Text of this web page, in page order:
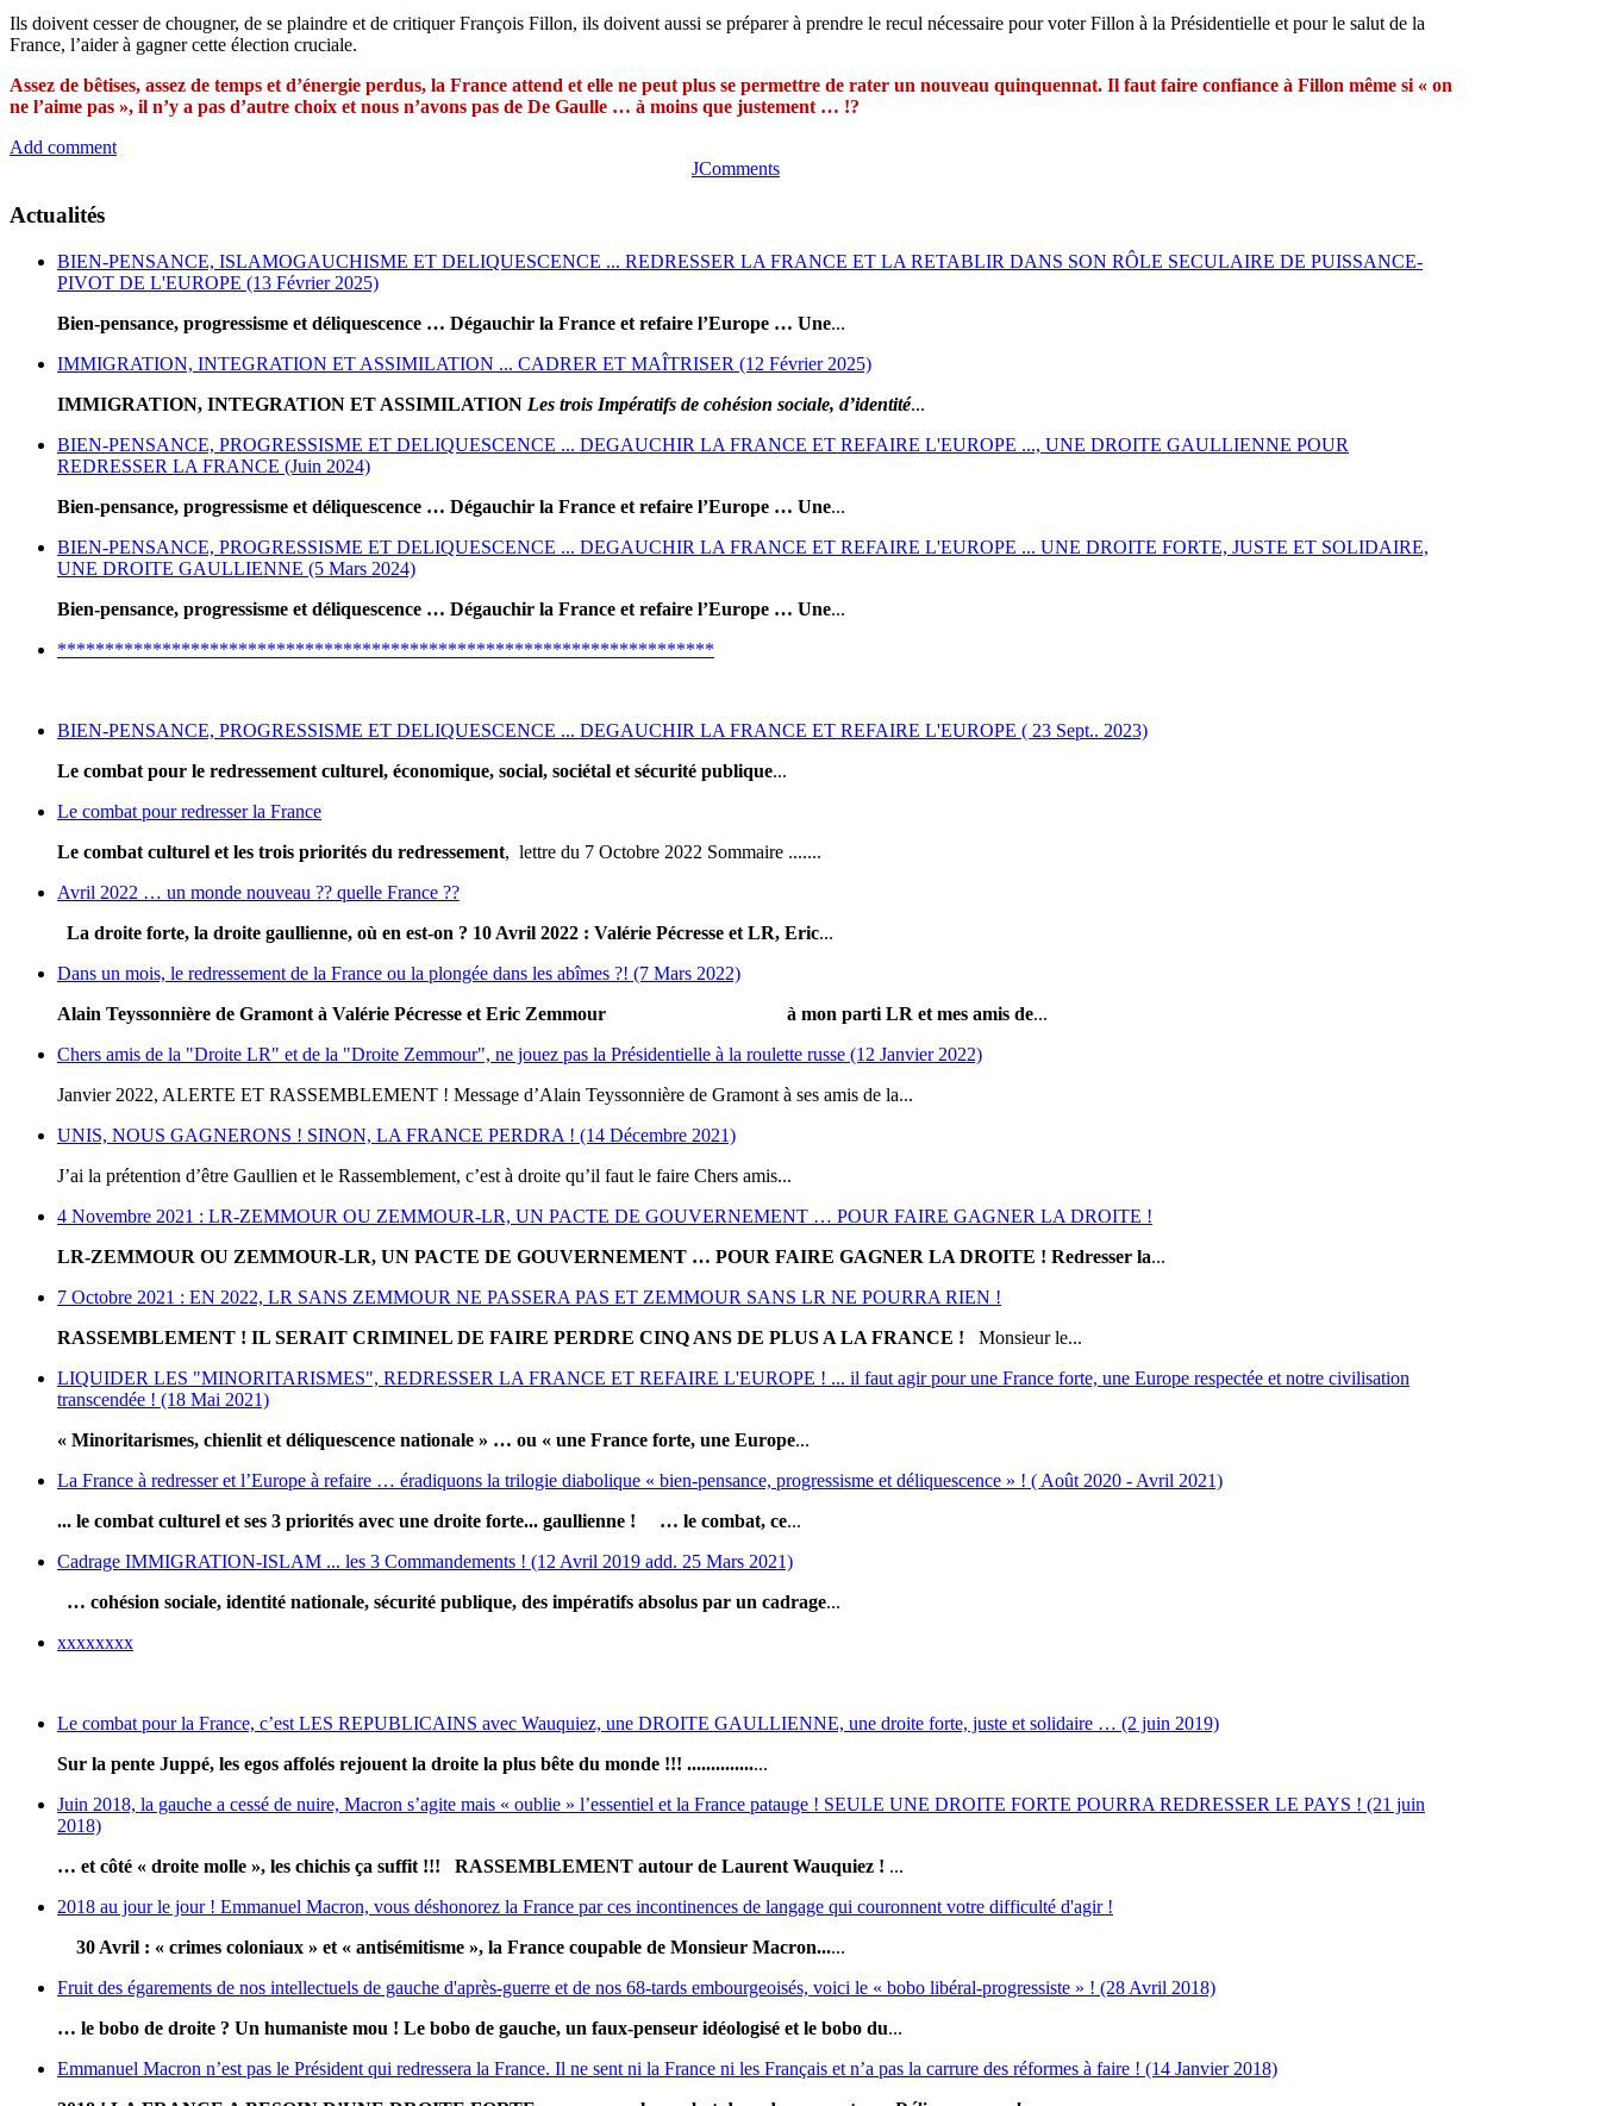
Ils doivent cesser de chougner, de se plaindre et de critiquer François Fillon, ils doivent aussi se préparer à prendre le recul nécessaire pour voter Fillon à la Présidentielle et pour le salut de la
France, l’aider à gagner cette élection cruciale.
Assez de bêtises, assez de temps et d’énergie perdus, la France attend et elle ne peut plus se permettre de rater un nouveau quinquennat. Il faut faire confiance à Fillon même si « on
ne l’aime pas », il n’y a pas d’autre choix et nous n’avons pas de De Gaulle … à moins que justement … !?
Add comment
JComments
Actualités
BIEN-PENSANCE, ISLAMOGAUCHISME ET DELIQUESCENCE ... REDRESSER LA FRANCE ET LA RETABLIR DANS SON RÔLE SECULAIRE DE PUISSANCE-
PIVOT DE L'EUROPE (13 Février 2025)
Bien-pensance, progressisme et déliquescence … Dégauchir la France et refaire l’Europe … Une...
IMMIGRATION, INTEGRATION ET ASSIMILATION ... CADRER ET MAÎTRISER (12 Février 2025)
IMMIGRATION, INTEGRATION ET ASSIMILATION Les trois Impératifs de cohésion sociale, d’identité...
BIEN-PENSANCE, PROGRESSISME ET DELIQUESCENCE ... DEGAUCHIR LA FRANCE ET REFAIRE L'EUROPE ..., UNE DROITE GAULLIENNE POUR
REDRESSER LA FRANCE (Juin 2024)
Bien-pensance, progressisme et déliquescence … Dégauchir la France et refaire l’Europe … Une...
BIEN-PENSANCE, PROGRESSISME ET DELIQUESCENCE ... DEGAUCHIR LA FRANCE ET REFAIRE L'EUROPE ... UNE DROITE FORTE, JUSTE ET SOLIDAIRE,
UNE DROITE GAULLIENNE (5 Mars 2024)
Bien-pensance, progressisme et déliquescence … Dégauchir la France et refaire l’Europe … Une...
*********************************************************************
BIEN-PENSANCE, PROGRESSISME ET DELIQUESCENCE ... DEGAUCHIR LA FRANCE ET REFAIRE L'EUROPE ( 23 Sept.. 2023)
Le combat pour le redressement culturel, économique, social, sociétal et sécurité publique...
Le combat pour redresser la France
Le combat culturel et les trois priorités du redressement, lettre du 7 Octobre 2022 Sommaire .......
Avril 2022 … un monde nouveau ?? quelle France ??
La droite forte, la droite gaullienne, où en est-on ? 10 Avril 2022 : Valérie Pécresse et LR, Eric...
Dans un mois, le redressement de la France ou la plongée dans les abîmes ?! (7 Mars 2022)
Alain Teyssonnière de Gramont à Valérie Pécresse et Eric Zemmour à mon parti LR et mes amis de...
Chers amis de la "Droite LR" et de la "Droite Zemmour", ne jouez pas la Présidentielle à la roulette russe (12 Janvier 2022)
Janvier 2022, ALERTE ET RASSEMBLEMENT ! Message d’Alain Teyssonnière de Gramont à ses amis de la...
UNIS, NOUS GAGNERONS ! SINON, LA FRANCE PERDRA ! (14 Décembre 2021)
J’ai la prétention d’être Gaullien et le Rassemblement, c’est à droite qu’il faut le faire Chers amis...
4 Novembre 2021 : LR-ZEMMOUR OU ZEMMOUR-LR, UN PACTE DE GOUVERNEMENT … POUR FAIRE GAGNER LA DROITE !
LR-ZEMMOUR OU ZEMMOUR-LR, UN PACTE DE GOUVERNEMENT … POUR FAIRE GAGNER LA DROITE ! Redresser la...
7 Octobre 2021 : EN 2022, LR SANS ZEMMOUR NE PASSERA PAS ET ZEMMOUR SANS LR NE POURRA RIEN !
RASSEMBLEMENT ! IL SERAIT CRIMINEL DE FAIRE PERDRE CINQ ANS DE PLUS A LA FRANCE ! Monsieur le...
LIQUIDER LES "MINORITARISMES", REDRESSER LA FRANCE ET REFAIRE L'EUROPE ! ... il faut agir pour une France forte, une Europe respectée et notre civilisation
transcendée ! (18 Mai 2021)
« Minoritarismes, chienlit et déliquescence nationale » … ou « une France forte, une Europe...
La France à redresser et l’Europe à refaire … éradiquons la trilogie diabolique « bien-pensance, progressisme et déliquescence » ! ( Août 2020 - Avril 2021)
... le combat culturel et ses 3 priorités avec une droite forte... gaullienne !
… le combat, ce...
Cadrage IMMIGRATION-ISLAM ... les 3 Commandements ! (12 Avril 2019 add. 25 Mars 2021)
… cohésion sociale, identité nationale, sécurité publique, des impératifs absolus par un cadrage...
xxxxxxxx
Le combat pour la France, c’est LES REPUBLICAINS avec Wauquiez, une DROITE GAULLIENNE, une droite forte, juste et solidaire … (2 juin 2019)
Sur la pente Juppé, les egos affolés rejouent la droite la plus bête du monde !!! .................
Juin 2018, la gauche a cessé de nuire, Macron s’agite mais « oublie » l’essentiel et la France patauge ! SEULE UNE DROITE FORTE POURRA REDRESSER LE PAYS ! (21 juin
2018)
… et côté « droite molle », les chichis ça suffit !!! RASSEMBLEMENT autour de Laurent Wauquiez ! ...
2018 au jour le jour ! Emmanuel Macron, vous déshonorez la France par ces incontinences de langage qui couronnent votre difficulté d'agir !
30 Avril : « crimes coloniaux » et « antisémitisme », la France coupable de Monsieur Macron......
Fruit des égarements de nos intellectuels de gauche d'après-guerre et de nos 68-tards embourgeoisés, voici le « bobo libéral-progressiste » ! (28 Avril 2018)
… le bobo de droite ? Un humaniste mou ! Le bobo de gauche, un faux-penseur idéologisé et le bobo du...
Emmanuel Macron n’est pas le Président qui redressera la France. Il ne sent ni la France ni les Français et n’a pas la carrure des réformes à faire ! (14 Janvier 2018)